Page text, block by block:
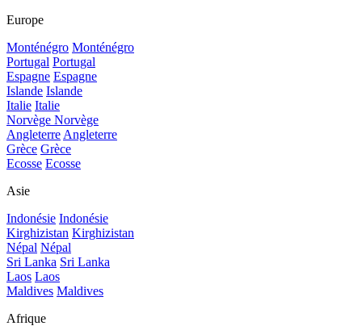
Europe
Monténégro Monténégro
Portugal Portugal
Espagne Espagne
Islande Islande
Italie Italie
Norvège Norvège
Angleterre Angleterre
Grèce Grèce
Ecosse Ecosse
Asie
Indonésie Indonésie
Kirghizistan Kirghizistan
Népal Népal
Sri Lanka Sri Lanka
Laos Laos
Maldives Maldives
Afrique